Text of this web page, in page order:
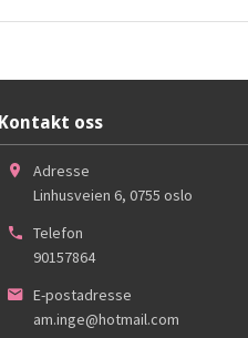
Kontakt oss
Adresse
Linhusveien 6, 0755 oslo
Telefon
90157864
E-postadresse
am.inge@hotmail.com